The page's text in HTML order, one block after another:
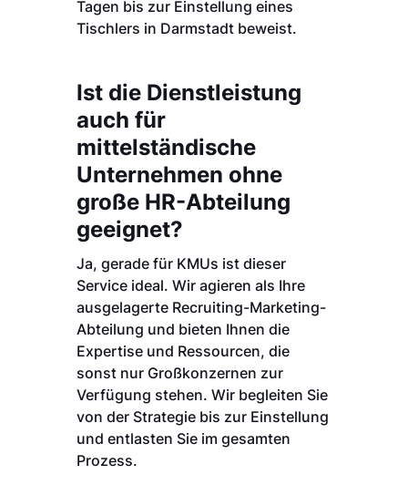
Tagen bis zur Einstellung eines
Tischlers in Darmstadt beweist.
Ist die Dienstleistung
auch für
mittelständische
Unternehmen ohne
große HR-Abteilung
geeignet?
Ja, gerade für KMUs ist dieser
Service ideal. Wir agieren als Ihre
ausgelagerte Recruiting-Marketing-
Abteilung und bieten Ihnen die
Expertise und Ressourcen, die
sonst nur Großkonzernen zur
Verfügung stehen. Wir begleiten Sie
von der Strategie bis zur Einstellung
und entlasten Sie im gesamten
Prozess.